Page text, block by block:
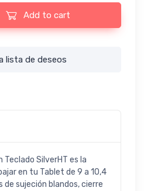
SilverHT para Tablet 9"-10.1"
Add to cart
lista de deseos
Teclado SilverHT es la
en tu Tablet de 9 a 10,4
de sujeción blandos, cierre